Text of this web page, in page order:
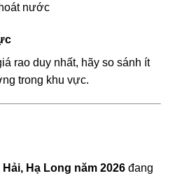
nước
rao duy nhất, hãy so sánh ít
trong khu vực.
Hạ Long năm 2026 đang